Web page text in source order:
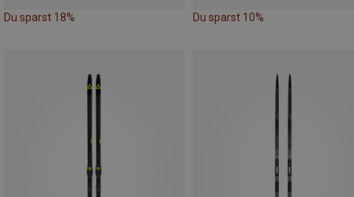
Du sparst 18% Du sparst 10%